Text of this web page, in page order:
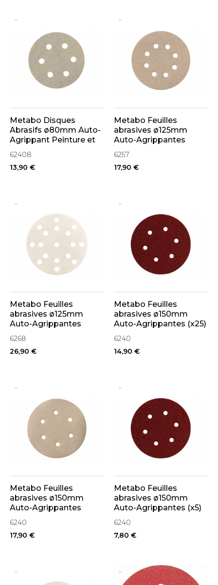
..
Metabo Disques
Abrasifs ø80mm Auto-
Agrippant Peinture et
Vernis (x25)
62408
13,90 €
..
Metabo Feuilles
abrasives ø125mm
Auto-Agrippantes
Peinture et Vernis(x25)
6257
17,90 €
..
Metabo Feuilles
abrasives ø125mm
Auto-Agrippantes
Peinture et Vernis «
MULTIHOLE »(x50)
6268
26,90 €
..
Metabo Feuilles
abrasives ø150mm
Auto-Agrippantes (x25)
6240
14,90 €
..
Metabo Feuilles
abrasives ø150mm
Auto-Agrippantes
Peinture et Vernis (x25)
6240
17,90 €
..
Metabo Feuilles
abrasives ø150mm
Auto-Agrippantes (x5)
6240
7,80 €
.. ..